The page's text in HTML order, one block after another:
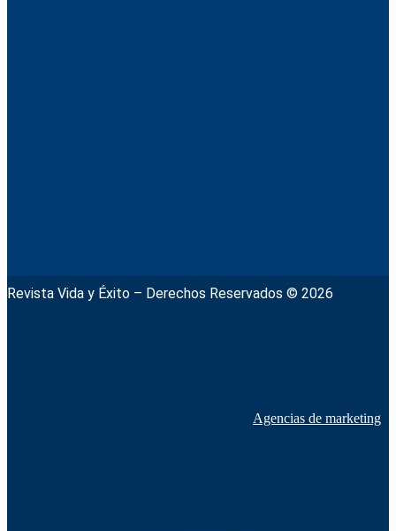
Revista Vida y Éxito – Derechos Reservados © 2026
Agencias de marketing